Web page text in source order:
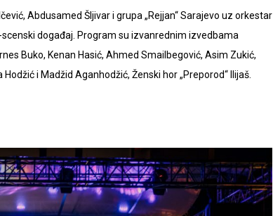
Abdusamed Šljivar i grupa „Rejjan“ Sarajevo uz orkestar
događaj. Program su izvanrednim izvedbama
Buko, Kenan Hasić, Ahmed Smailbegović, Asim Zukić,
i Madžid Aganhodžić, Ženski hor „Preporod“ Ilijaš.